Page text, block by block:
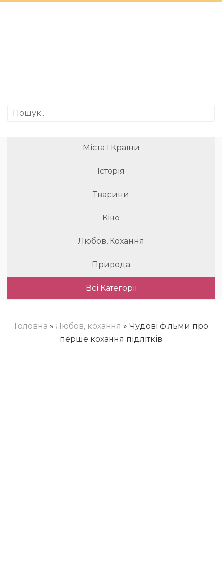
Міста І Країни
Історія
Тварини
Кіно
Любов, Кохання
Природа
Всі Категорії
Головна » Любов, кохання » Чудові фільми про
перше кохання підлітків